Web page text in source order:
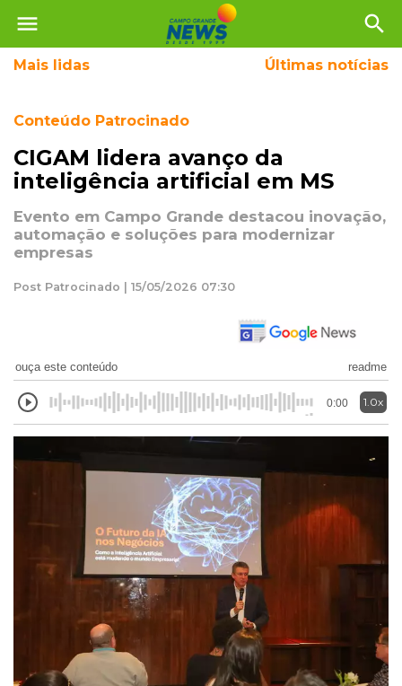
menu search
Mais lidas Últimas notícias
Conteúdo Patrocinado
CIGAM lidera avanço da
inteligência artificial em MS
Evento em Campo Grande destacou inovação,
automação e soluções para modernizar
empresas
Post Patrocinado | 15/05/2026 07:30
ouça este conteúdo readme
0:00 1.0x